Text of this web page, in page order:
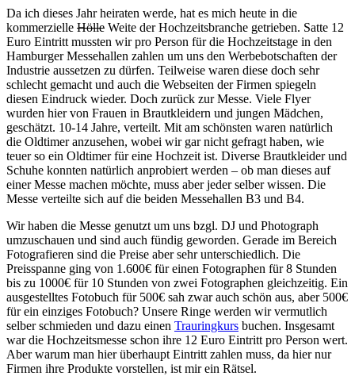
Da ich dieses Jahr heiraten werde, hat es mich heute in die
kommerzielle Hölle Weite der Hochzeitsbranche getrieben. Satte 12
Euro Eintritt mussten wir pro Person für die Hochzeitstage in den
Hamburger Messehallen zahlen um uns den Werbebotschaften der
Industrie aussetzen zu dürfen. Teilweise waren diese doch sehr
schlecht gemacht und auch die Webseiten der Firmen spiegeln
diesen Eindruck wieder. Doch zurück zur Messe. Viele Flyer
wurden hier von Frauen in Brautkleidern und jungen Mädchen,
geschätzt. 10-14 Jahre, verteilt. Mit am schönsten waren natürlich
die Oldtimer anzusehen, wobei wir gar nicht gefragt haben, wie
teuer so ein Oldtimer für eine Hochzeit ist. Diverse Brautkleider und
Schuhe konnten natürlich anprobiert werden – ob man dieses auf
einer Messe machen möchte, muss aber jeder selber wissen. Die
Messe verteilte sich auf die beiden Messehallen B3 und B4.
Wir haben die Messe genutzt um uns bzgl. DJ und Photograph
umzuschauen und sind auch fündig geworden. Gerade im Bereich
Fotografieren sind die Preise aber sehr unterschiedlich. Die
Preisspanne ging von 1.600€ für einen Fotographen für 8 Stunden
bis zu 1000€ für 10 Stunden von zwei Fotographen gleichzeitig. Ein
ausgestelltes Fotobuch für 500€ sah zwar auch schön aus, aber 500€
für ein einziges Fotobuch? Unsere Ringe werden wir vermutlich
selber schmieden und dazu einen Trauringkurs buchen. Insgesamt
war die Hochzeitsmesse schon ihre 12 Euro Eintritt pro Person wert.
Aber warum man hier überhaupt Eintritt zahlen muss, da hier nur
Firmen ihre Produkte vorstellen, ist mir ein Rätsel.